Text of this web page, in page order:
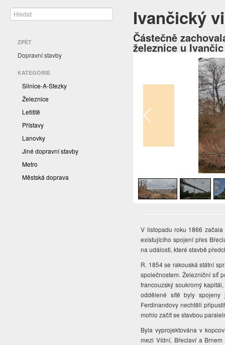
ZPĚT
Dopravní stavby
KATEGORIE
Silnice-A-Stezky
Železnice
Letiště
Přístavy
Lanovky
Jiné dopravní stavby
Metro
Městská doprava
Ivančický
Částečně
železnice u
V listopadu roku 1866
existujícího spojení přes
na události, které stavbě
R. 1854 se rakouská státní
společnostem. Železniční síť
francouzský soukromý
oddělené sítě byly spojeny
Ferdinandovy nechtěli
mohlo začít se stavbou
Byla vyprojektována v
mezi Vídní, Břeclaví a